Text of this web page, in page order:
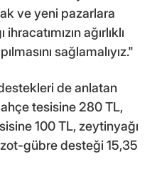
ve yeni pazarlara
ağırlıklı
sağlamalıyız."
de anlatan
tesisine 280 TL,
100 TL, zeytinyağı
gübre desteği 15,35